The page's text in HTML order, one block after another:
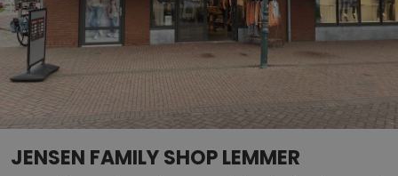
JENSEN FAMILY SHOP LEMMER